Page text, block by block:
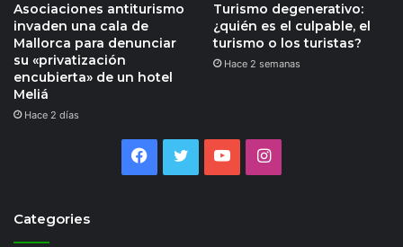
Asociaciones antiturismo
invaden una cala de
Mallorca para denunciar
su «privatización
encubierta» de un hotel
Meliá
Hace 2 días
Turismo degenerativo:
¿quién es el culpable, el
turismo o los turistas?
Hace 2 semanas
Facebook
TwitterYouTubeInstagram
Categories